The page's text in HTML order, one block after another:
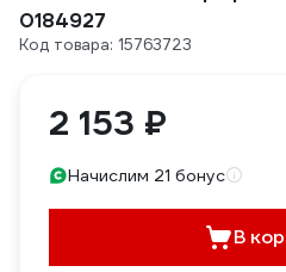
0184927
Код товара: 15763723
2 153 ₽
Начислим 21 бонус
В